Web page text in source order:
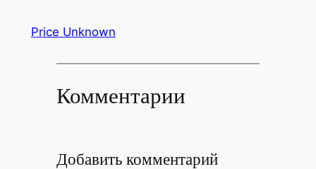
Price Unknown
Комментарии
Добавить комментарий